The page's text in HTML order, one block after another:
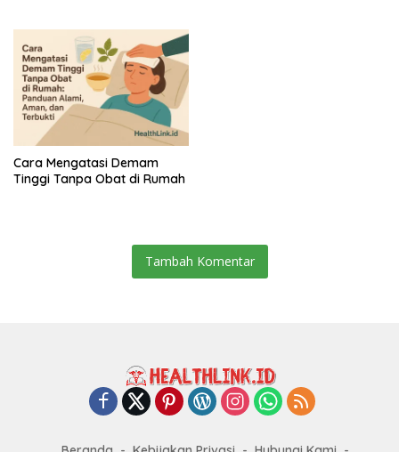
Cara Mengatasi Demam
Tinggi Tanpa Obat di Rumah
Tambah Komentar